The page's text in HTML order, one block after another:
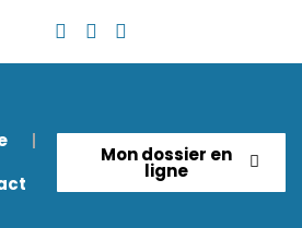
Mon dossier en
ligne